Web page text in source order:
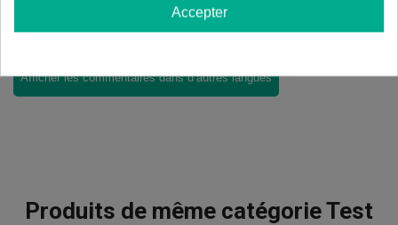
Il n'y a pas d'avis dans votre langue, vérifiez-les tous en
cliquant sur « avis dans d'autres langues ».
Afficher les commentaires dans d’autres langues
Produits de même catégorie Test
Accepter